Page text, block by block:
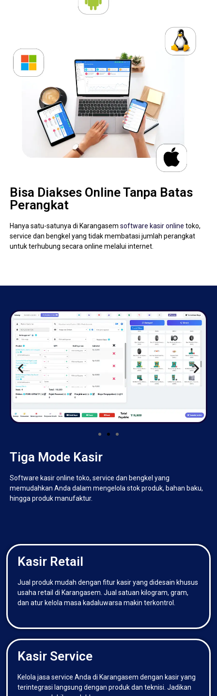
Bisa Diakses Online Tanpa Batas
Perangkat
Hanya satu-satunya di Karangasem software kasir online toko,
service dan bengkel yang tidak membatasi jumlah perangkat
untuk terhubung secara online melalui internet.
Tiga Mode Kasir
Software kasir online toko, service dan bengkel yang
memudahkan Anda dalam mengelola stok produk, bahan baku,
hingga produk manufaktur.
Kasir Retail
Jual produk mudah dengan fitur kasir yang didesain khusus
usaha retail di Karangasem. Jual satuan kilogram, gram,
dan atur kelola masa kadaluwarsa makin terkontrol.
Kasir Service
Kelola jasa service Anda di Karangasem dengan kasir yang
terintegrasi langsung dengan produk dan teknisi. Jadikan